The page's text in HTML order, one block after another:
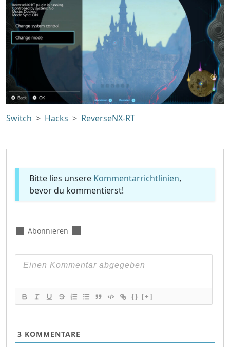
Switch Hacks ReverseNX-RT
Bitte lies unsere Kommentarrichtlinien,
bevor du kommentierst!
Abonnieren
{} [+]
3 KOMMENTARE